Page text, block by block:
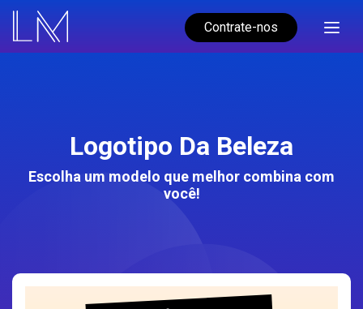
Contrate-nos
Logotipo Da Beleza
Escolha um modelo que melhor combina com
você!